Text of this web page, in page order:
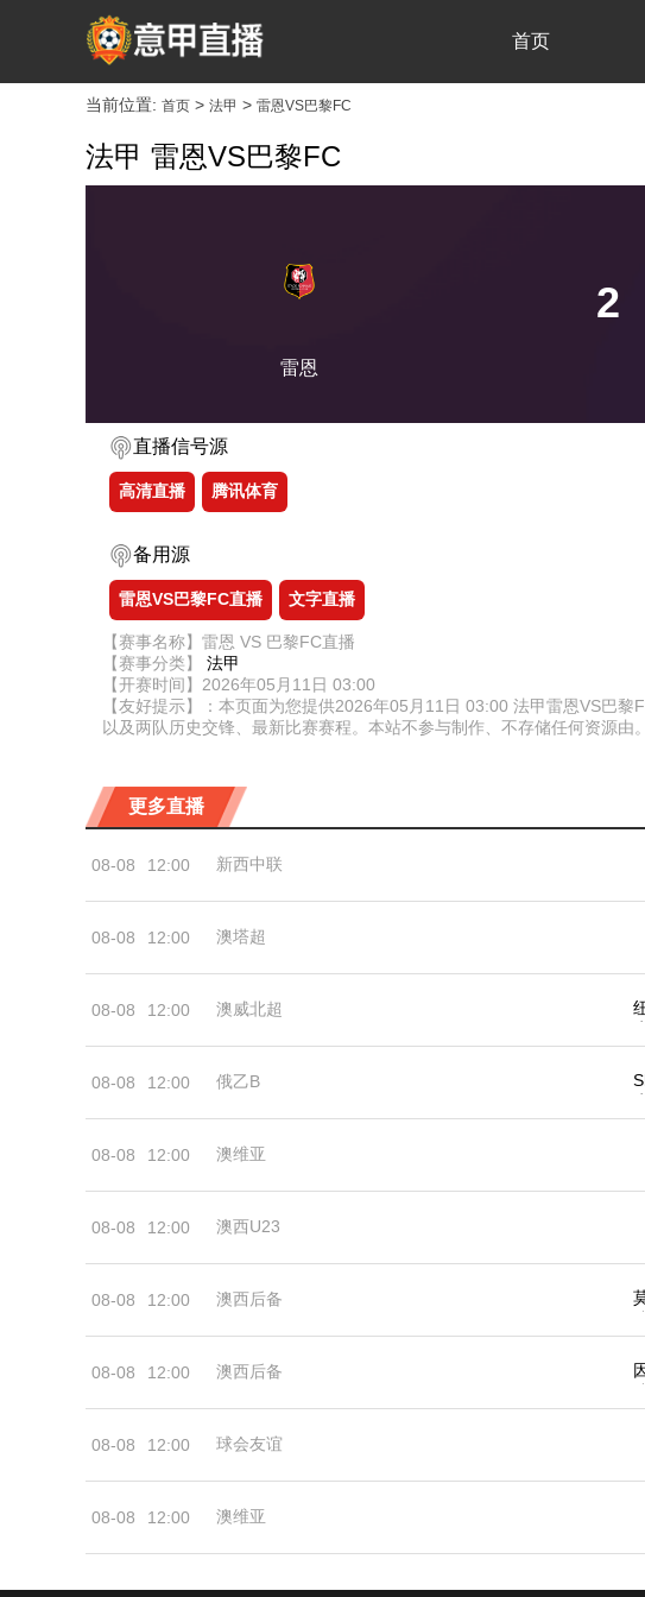
首页
当前位置: 首页 > 法甲 > 雷恩VS巴黎FC
法甲 雷恩VS巴黎FC
雷恩
2
直播信号源
高清直播 腾讯体育
备用源
雷恩VS巴黎FC直播 文字直播
【赛事名称】雷恩 VS 巴黎FC直播
【赛事分类】 法甲
【开赛时间】2026年05月11日 03:00
【友好提示】：本页面为您提供2026年05月11日 03:00 法甲雷恩VS巴
以及两队历史交锋、最新比赛赛程。本站不参与制作、不存储任何资源
更多直播
08-08 12:00 新西中联
08-08 12:00 澳塔超
08-08 12:00 澳威北超
08-08 12:00 俄乙B
08-08 12:00 澳维亚
08-08 12:00 澳西U23
08-08 12:00 澳西后备
08-08 12:00 澳西后备
08-08 12:00 球会友谊
08-08 12:00 澳维亚